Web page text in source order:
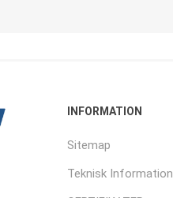
INFORMATION
Sitemap
Teknisk Information